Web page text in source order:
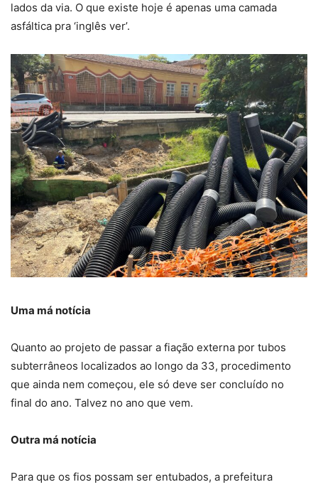
lados da via. O que existe hoje é apenas uma camada
asfáltica pra ‘inglês ver’.
Uma má notícia
Quanto ao projeto de passar a fiação externa por tubos
subterrâneos localizados ao longo da 33, procedimento
que ainda nem começou, ele só deve ser concluído no
final do ano. Talvez no ano que vem.
Outra má notícia
Para que os fios possam ser entubados, a prefeitura